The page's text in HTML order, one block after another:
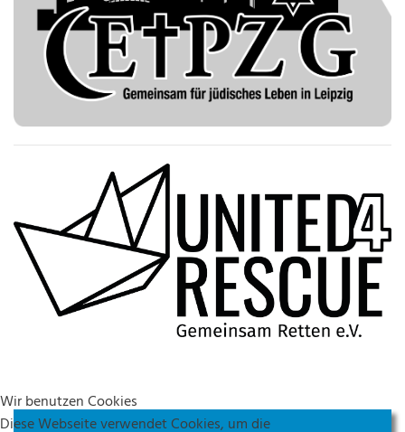
Wir benutzen Cookies
Diese Webseite verwendet Cookies, um die